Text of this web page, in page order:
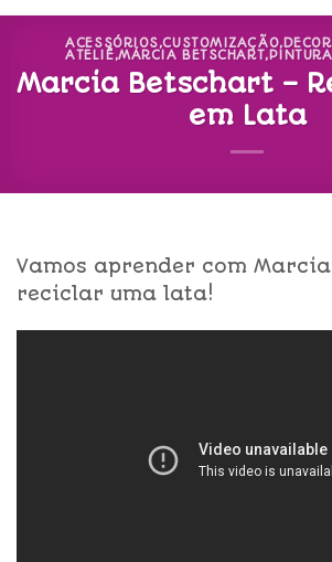
ACESSÓRIOS,CUSTOMIZAÇÃO,
ATELIÊ,MÁRCIA BETSCHART, PINTURA
Marcia Betschart –
em Lata
Vamos aprender com
reciclar uma lata!